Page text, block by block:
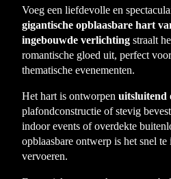
Voeg een liefdevolle en
gigantische opblaasbare hart
ingebouwde verlichting straalt
romantische gloed uit, perfect
thematische evenementen.
Het hart is ontworpen uitsluitend
plafondconstructie of stevig
indoor events of overdekte
opblaasbare ontwerp is het snel
vervoeren.